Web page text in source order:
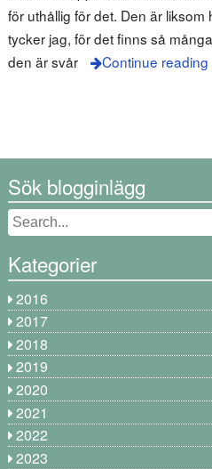
för uthållig för det. Den är
tycker jag, för det finns så
den är svår
Continue reading
Sök blogginlägg
Kategorier
2016
2017
2018
2019
2020
2021
2022
2023